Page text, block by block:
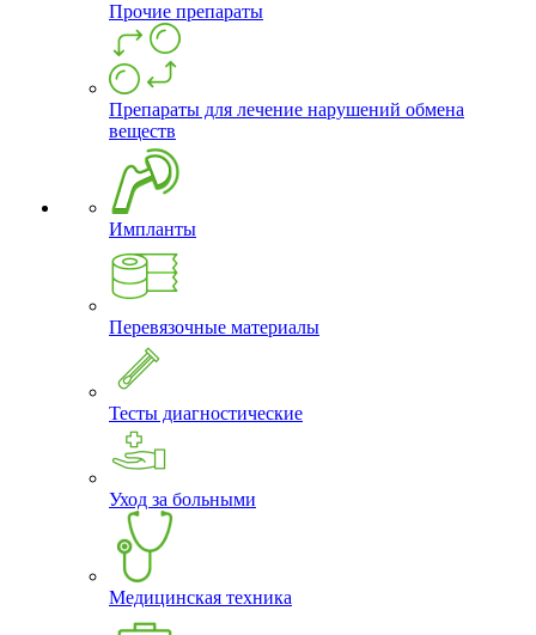
Прочие препараты
Препараты для лечение нарушений обмена
веществ
Импланты
Перевязочные материалы
Тесты диагностические
Уход за больными
Медицинская техника